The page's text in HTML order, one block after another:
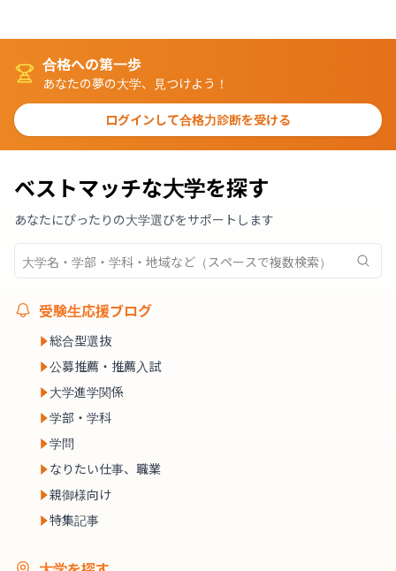
合格への第一歩
あなたの夢の大学、見つけよう！
ログインして合格力診断を受ける
ベストマッチな大学を探す
あなたにぴったりの大学選びをサポートします
受験生応援ブログ
総合型選抜
公募推薦・推薦入試
大学進学関係
学部・学科
学問
なりたい仕事、職業
親御様向け
特集記事